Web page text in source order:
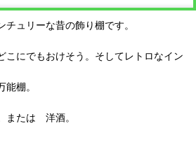
ュリーな昔の飾り棚です。
こにでもおけそう。そしてレトロなイン
棚。
または 洋酒。